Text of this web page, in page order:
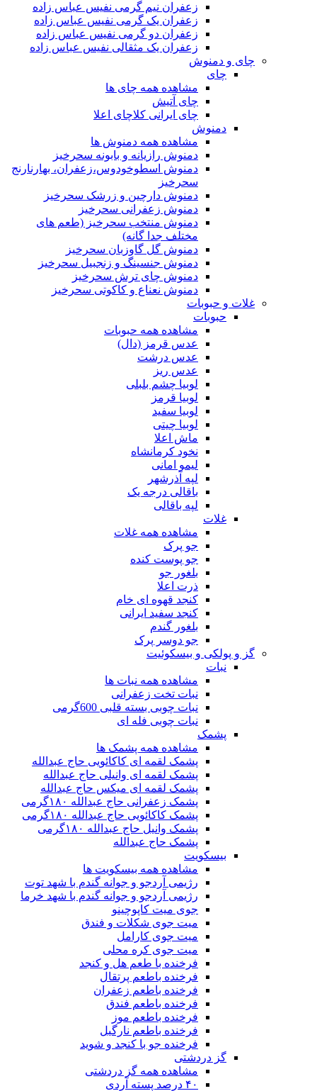
زعفران نیم گرمی نفیس عباس زاده
زعفران یک گرمی نفیس عباس زاده
زعفران دو گرمی نفیس عباس زاده
زعفران یک مثقالی نفیس عباس زاده
چای و دمنوش
چای
مشاهده همه چای ها
چای آتیش
چای ایرانی کلاچای اعلا
دمنوش
مشاهده همه دمنوش ها
دمنوش رازیانه و بابونه سحرخیز
دمنوش اسطوخودوس،زعفران، بهارنارنج
سحرخیز
دمنوش دارچین و زرشک سحرخیز
دمنوش زعفرانی سحرخیز
دمنوش منتخب سحرخیز (طعم های
مختلف جدا گانه)
دمنوش گل گاوزبان سحرخیز
دمنوش جنسینگ و زنجبیل سحرخیز
دمنوش چای ترش سحرخیز
دمنوش نعناع و کاکوتی سحرخیز
غلات و حبوبات
حبوبات
مشاهده همه حبوبات
عدس قرمز (دال)
عدس درشت
عدس ریز
لوبیا چشم بلبلی
لوبیا قرمز
لوبیا سفید
لوبیا چیتی
ماش اعلا
نخود کرمانشاه
لیمو امانی
لپه آذرشهر
باقالی درجه یک
لپه باقالی
غلات
مشاهده همه غلات
جو پرک
جو پوست کنده
بلغور جو
ذرت اعلا
کنجد قهوه ای خام
کنجد سفید ایرانی
بلغور گندم
جو دوسر پرک
گز و پولکی و بیسکوئیت
نبات
مشاهده همه نبات ها
نبات تخت زعفرانی
نبات چوبی بسته قلبی 600گرمی
نبات چوبی فله ای
پشمک
مشاهده همه پشمک ها
پشمک لقمه ای کاکائویی حاج عبدالله
پشمک لقمه ای وانیلی حاج عبدالله
پشمک لقمه ای میکس حاج عبدالله
پشمک زعفرانی حاج عبدالله ۱۸۰گرمی
پشمک کاکائویی حاج عبدالله ۱۸۰گرمی
پشمک وانیل حاج عبدالله ۱۸۰گرمی
پشمک حاج عبدالله
بیسکویت
مشاهده همه بیسکویت ها
رژیمی آردجو و جوانه گندم با شهد توت
رژیمی آردجو و جوانه گندم با شهد خرما
جوی میت کاپوچینو
میت جوی شکلات و فندق
میت جوی کارامل
میت جوی کره محلی
فرخنده با طعم هل و کنجد
فرخنده باطعم پرتقال
فرخنده باطعم زعفران
فرخنده باطعم فندق
فرخنده باطعم موز
فرخنده باطعم نارگیل
فرخنده جو با کنجد و شوید
گز دردشتی
مشاهده همه گز دردشتی
۴۰ درصد پسته آردی